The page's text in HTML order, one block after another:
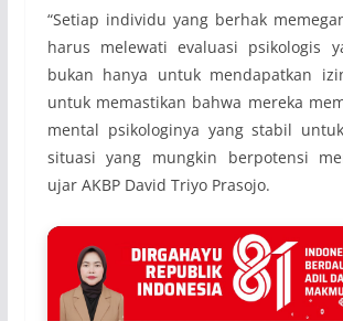
“Setiap individu yang berhak
harus melewati evaluasi psikologis
bukan hanya untuk mendapatkan
untuk memastikan bahwa mereka
mental psikologinya yang stabil
situasi yang mungkin berpotensi
ujar AKBP David Triyo Prasojo.